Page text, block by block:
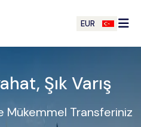
EUR
Şık Varış
Mükemmel Transferiniz